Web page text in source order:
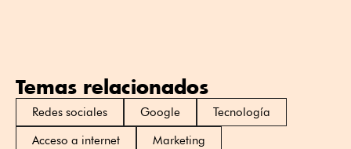
Temas relacionados
Redes sociales Google
Tecnología
Acceso a internet
Marketing